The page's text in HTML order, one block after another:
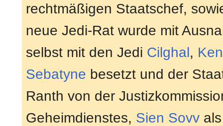
rechtmäßigen Staatschef,
neue Jedi-Rat wurde mit
selbst mit den Jedi Cilghal,
Sebatyne besetzt und der
Ranth von der
Geheimdienstes, Sien Sovv